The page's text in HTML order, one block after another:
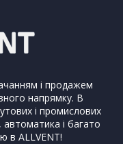
і продажем
напрямку. В
і промислових
і багато
в ALLVENT!